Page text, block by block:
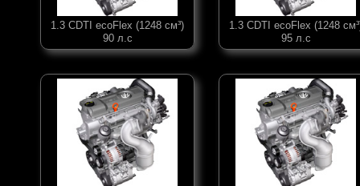
1.3 CDTI ecoFlex (1248 см³)
90 л.с
1.3 CDTI ecoFlex (1248
95 л.с